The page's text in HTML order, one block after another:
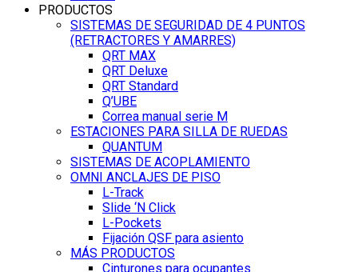
PRODUCTOS
SISTEMAS DE SEGURIDAD DE 4 PUNTOS
(RETRACTORES Y AMARRES)
QRT MAX
QRT Deluxe
QRT Standard
Q’UBE
Correa manual serie M
ESTACIONES PARA SILLA DE RUEDAS
QUANTUM
SISTEMAS DE ACOPLAMIENTO
OMNI ANCLAJES DE PISO
L-Track
Slide ‘N Click
L-Pockets
Fijación QSF para asiento
MÁS PRODUCTOS
Cinturones para ocupantes